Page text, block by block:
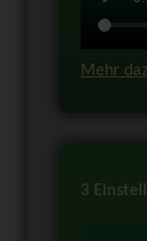
Mehr
3